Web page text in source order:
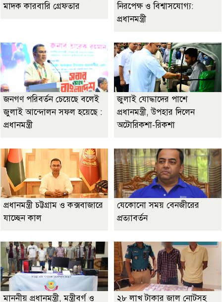
মাদক কারবারি গ্রেফতার
নিরপেক্ষ ও বিশ্বাসযোগ্য:
প্রধানমন্ত্রী
জনগণ পরিবর্তন চেয়েছে বলেই
জুলাই আন্দোলন সফল হয়েছে :
প্রধানমন্ত্রী
জুলাই যোদ্ধাদের পাশে
প্রধানমন্ত্রী, উপহার দিলেন
অটোরিকশা-রিকশা
প্রধানমন্ত্রী চট্টগ্রাম ও কক্সবাজারে
যাচ্ছেন কাল
যেকোনো সময় বেনজীরের
প্রত্যাবর্তন
মাননীয় প্রধানমন্ত্রী, মন্ত্রীবর্গ ও
২৮ লাখ টাকার জাল নোটসহ